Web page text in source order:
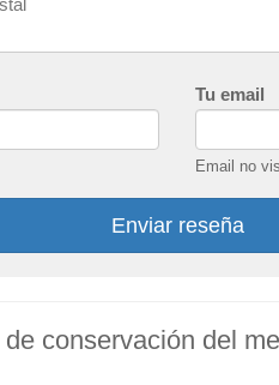
Tu email
Email no
Enviar reseña
conservación del